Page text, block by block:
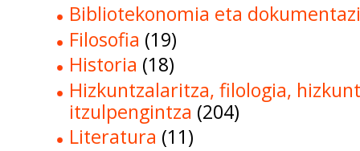
Bibliotekonomia eta
Filosofia (19)
Historia (18)
Hizkuntzalaritza, filologia,
itzulpengintza (204)
Literatura (11)